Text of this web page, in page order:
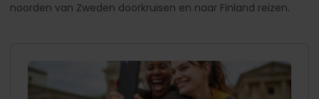
noorden van Zweden doorkruisen en naar Finland reizen.